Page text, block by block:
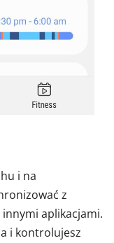
i na
z
innymi aplikacjami.
i kontrolujesz